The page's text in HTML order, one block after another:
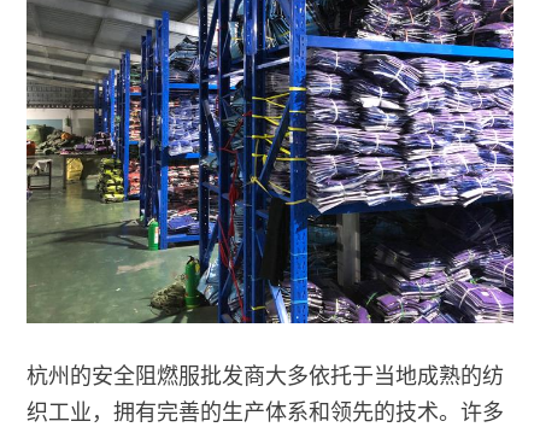
杭州的安全阻燃服批发商大多依托于当地成熟的纺
织工业，拥有完善的生产体系和领先的技术。许多